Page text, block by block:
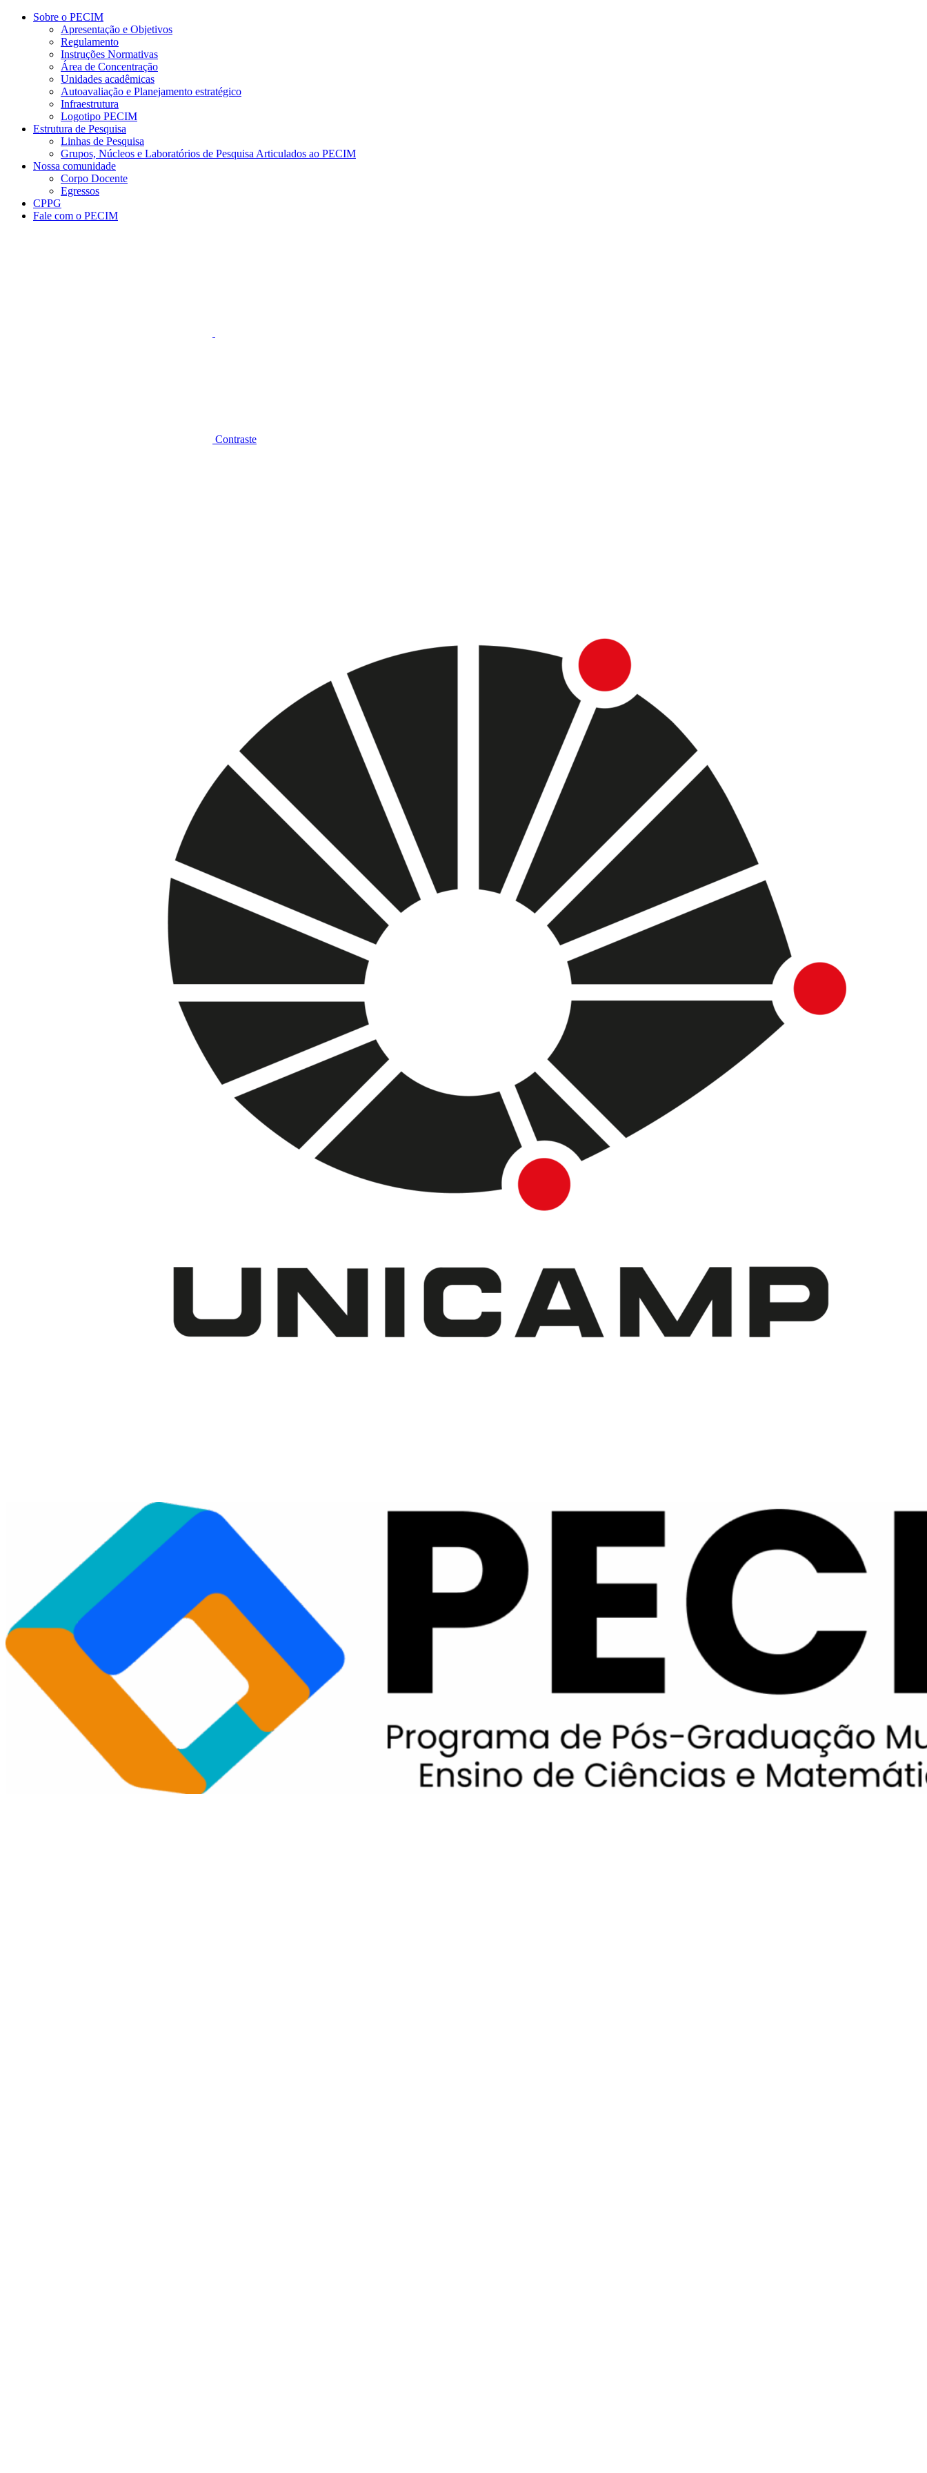
Conteúdo principal Menu principal
Sobre o PECIM
Apresentação e Objetivos
Regulamento
Instruções Normativas
Área de Concentração
Unidades acadêmicas
Autoavaliação e Planejamento estratégico
Infraestrutura
Logotipo PECIM
Estrutura de Pesquisa
Linhas de Pesquisa
Grupos, Núcleos e Laboratórios de Pesquisa Articulados ao PECIM
Nossa comunidade
Corpo Docente
Egressos
CPPG
Fale com o PECIM
Contraste